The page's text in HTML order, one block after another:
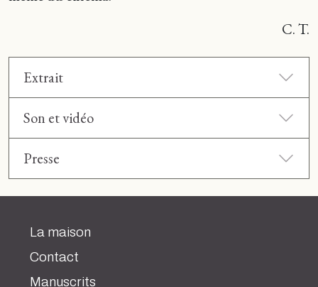
C. T.
Extrait
Son et vidéo
Presse
La maison
Contact
Manuscrits